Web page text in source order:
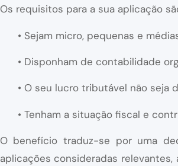
Os requisitos para a sua aplicação
• Sejam micro, pequenas e
• Disponham de contabilidade
• O seu lucro tributável não
• Tenham a situação fiscal e
O benefício traduz-se por uma
aplicações consideradas